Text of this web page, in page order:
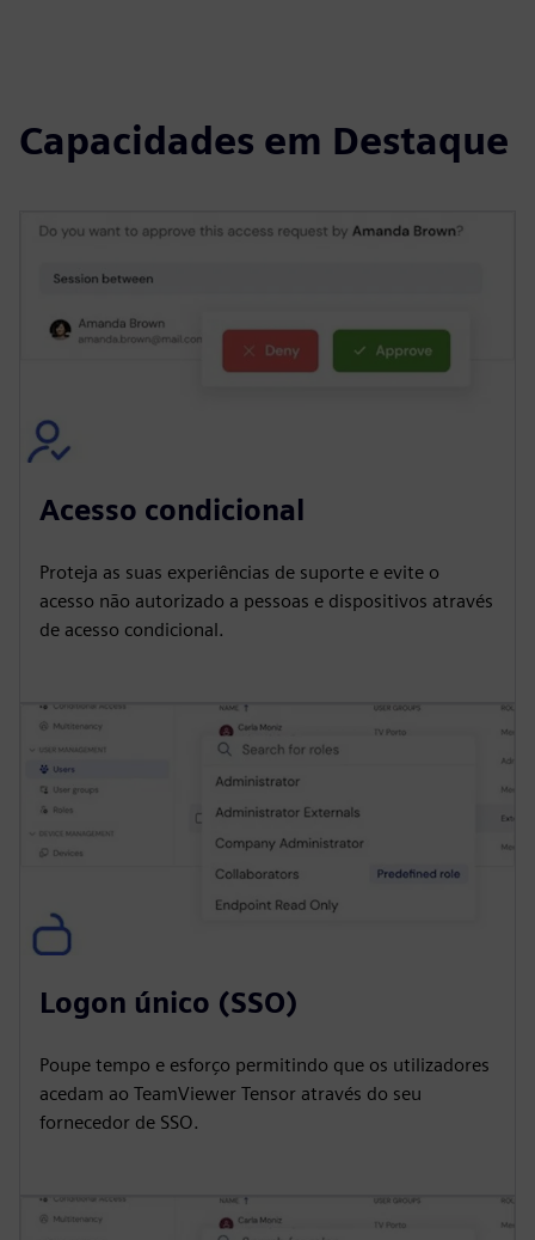
Capacidades em Destaque
Acesso condicional
Proteja as suas experiências de suporte e evite o
acesso não autorizado a pessoas e dispositivos através
de acesso condicional.
Logon único (SSO)
Poupe tempo e esforço permitindo que os utilizadores
acedam ao TeamViewer Tensor através do seu
fornecedor de SSO.